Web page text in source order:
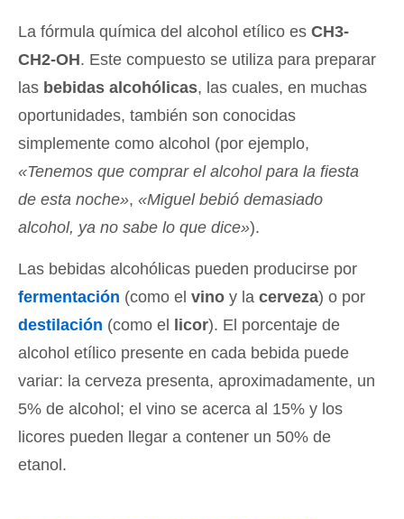
La fórmula química del alcohol etílico es CH3-
CH2-OH. Este compuesto se utiliza para preparar
las bebidas alcohólicas, las cuales, en muchas
oportunidades, también son conocidas
simplemente como alcohol (por ejemplo,
«Tenemos que comprar el alcohol para la fiesta
de esta noche», «Miguel bebió demasiado
alcohol, ya no sabe lo que dice»).
Las bebidas alcohólicas pueden producirse por
fermentación (como el vino y la cerveza) o por
destilación (como el licor). El porcentaje de
alcohol etílico presente en cada bebida puede
variar: la cerveza presenta, aproximadamente, un
5% de alcohol; el vino se acerca al 15% y los
licores pueden llegar a contener un 50% de
etanol.